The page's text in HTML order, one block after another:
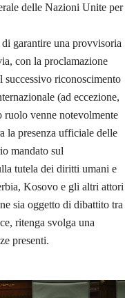
delle Nazioni Unite per
garantire una provvisoria
con la proclamazione
riconoscimento
(ad eccezione,
venne notevolmente
la presenza ufficiale delle
mandato sul
tutela dei diritti umani e
Kosovo e gli altri attori
sia oggetto di dibattito tra
ritenga svolga una
presenti.